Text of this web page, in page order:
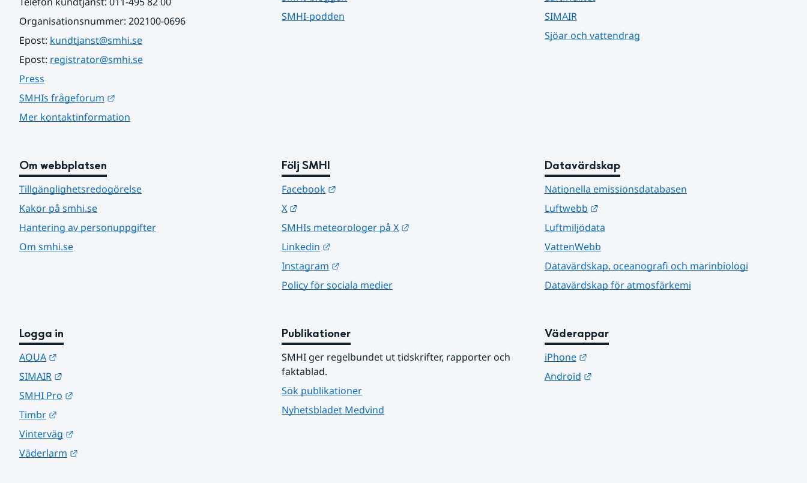
Organisationsnummer: 202100-0696
Epost: kundtjanst@smhi.se
Epost: registrator@smhi.se
Press
SMHIs frågeforum
Mer kontaktinformation
SMHI-podden
SIMAIR
Sjöar och vattendrag
Om webbplatsen
Tillgänglighetsredogörelse
Kakor på smhi.se
Hantering av personuppgifter
Om smhi.se
Följ SMHI
Facebook
X
SMHIs meteorologer på X
Linkedin
Instagram
Policy för sociala medier
Datavärdskap
Nationella emissionsdatabasen
Luftwebb
Länk till annan webbplats.
Luftmiljödata
VattenWebb
Datavärdskap, oceanografi och marinbiologi
Datavärdskap för atmosfärkemi
Logga in
AQUA
SIMAIR
SMHI Pro
Timbr
Vinterväg
Väderlarm
Publikationer
SMHI ger regelbundet ut tidskrifter, rapporter och
faktablad.
Sök publikationer
Nyhetsbladet Medvind
Väderappar
iPhone
Länk till annan webbplats.
Android
Länk till annan webbplats.